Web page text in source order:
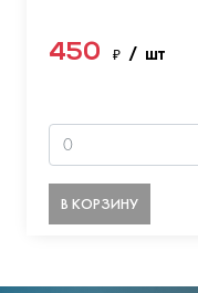
450 ₽ / шт
В КОРЗИНУ